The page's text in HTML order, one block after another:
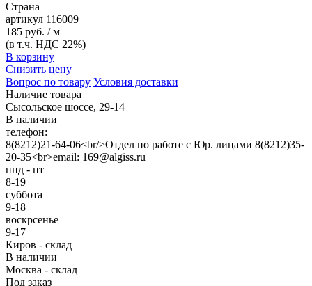
Страна
артикул 116009
185 руб. / м
(в т.ч. НДС 22%)
В корзину
Снизить цену
Вопрос по товару Условия доставки
Наличие товара
Сысольское шоссе, 29-14
В наличии
телефон:
8(8212)21-64-06<br/>Отдел по работе с Юр. лицами 8(8212)35-
20-35<br>email: 169@algiss.ru
пнд - пт
8-19
суббота
9-18
воскрсенье
9-17
Киров - склад
В наличии
Москва - склад
Под заказ